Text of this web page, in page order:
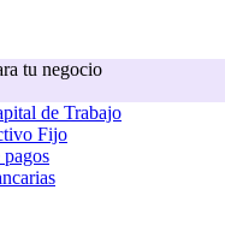
tu negocio
de Trabajo
Fijo